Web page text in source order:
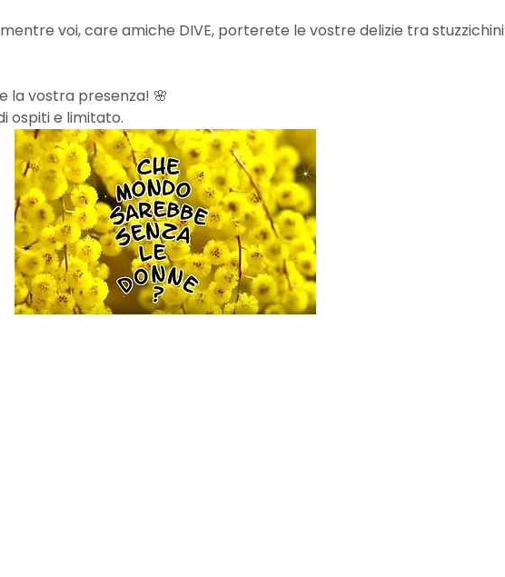
voi, care amiche DIVE, porterete le vostre delizie tra stuzzichini
la vostra presenza! 🌸
ospiti e limitato.